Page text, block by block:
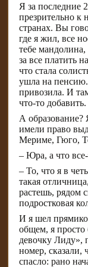
Я за последние
презрительно к
странах. Вы
где я жил, все
тебе
за все платить
что стала
ушла на пенсию.
привозила. И
что-то добавить.
А образование?
имели право
Мериме, Гюго,
– Юра, а что
– То, что я в
такая
растешь, рядом
подростковая
И я шел
общем, я просто
девочку Лиду»,
номер, сказали,
спасло: рано